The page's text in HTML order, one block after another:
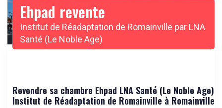
Ehpad revente
Institut de Réadaptation de Romainville par LNA
Santé (Le Noble Age)
Revendre sa chambre Ehpad LNA Santé (Le Noble Age)
Institut de Réadaptation de Romainville à Romainville